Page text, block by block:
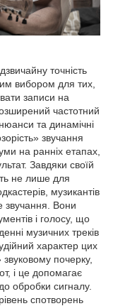
точність
вибором для тих,
записи на
частотний
та динамічні
звучання
на ранніх етапах,
Завдяки своїй
не лише для
музикантів
звучання. Вони
і голосу, що
музичних треків
характер цих
почерку,
і це допомагає
обробки сигналу.
спотворень